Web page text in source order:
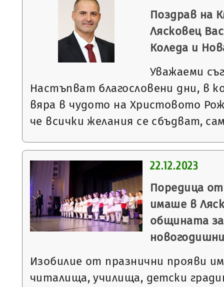
Поздрав на
Лясковец
Коледа и
Уважаеми
Настъпват благословени дни, в
вяра в чудото на Христовото
че всички желания се сбъдват,
22.12.2023
Поредица
имаше в
общината
Изобилие от празнични прояви
читалища, училища, детски